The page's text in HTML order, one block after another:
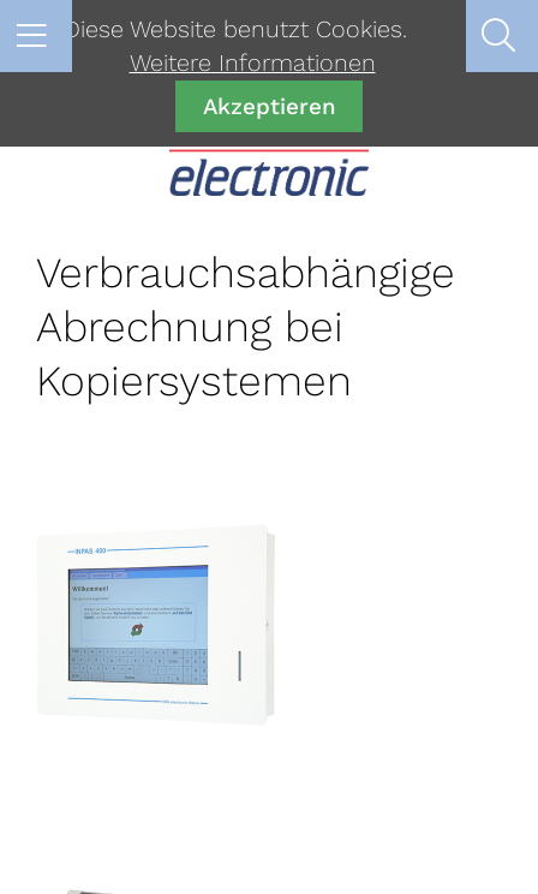
Verbrauchsabhängige
Abrechnung bei
Kopiersystemen
Diese Website benutzt Cookies.
Weitere Informationen
Akzeptieren